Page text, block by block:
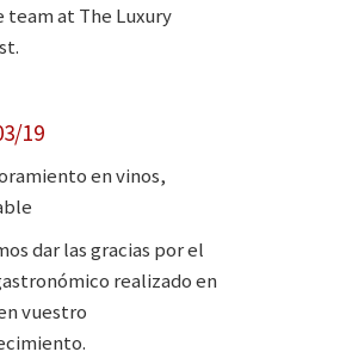
team at The Luxury
19
en vinos,
dar las gracias por el
realizado en
vuestro